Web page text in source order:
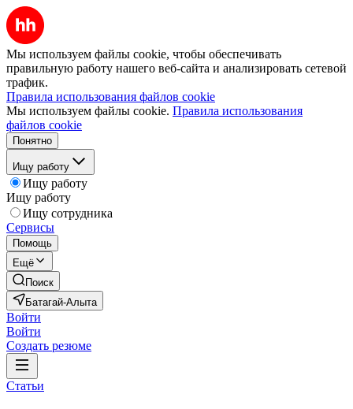
Мы используем файлы cookie, чтобы обеспечивать
правильную работу нашего веб-сайта и анализировать сетевой
трафик.
Правила использования файлов cookie
Мы используем файлы cookie. Правила использования
файлов cookie
Понятно
Ищу работу
Ищу работу
Ищу работу
Ищу сотрудника
Сервисы
Помощь
Ещё
Поиск
Батагай-Алыта
Войти
Войти
Создать резюме
Статьи